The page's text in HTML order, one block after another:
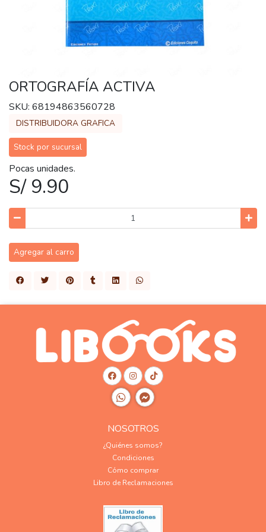
ORTOGRAFÍA ACTIVA
SKU: 68194863560728
DISTRIBUIDORA GRAFICA
Stock por sucursal
Pocas unidades.
S/ 9.90
Agregar al carro
NOSOTROS
¿Quiénes somos?
Condiciones
Cómo comprar
Libro de Reclamaciones